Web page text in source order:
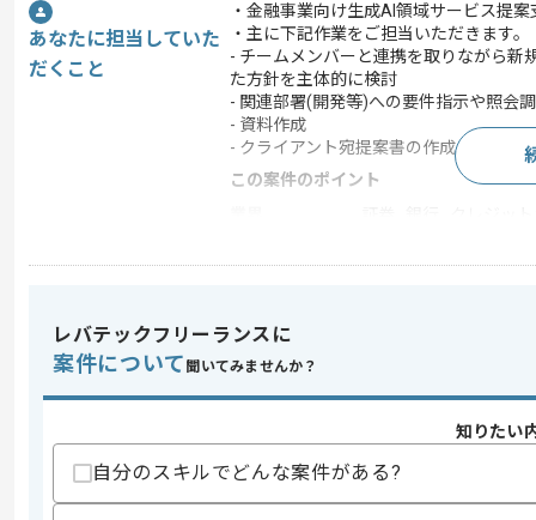
あなたに担当していた
だくこと
・金融事業向け生成AI領域サービス提
・主に下記作業をご担当いただきます。
- チームメンバーと連携を取りながら新
た方針を主体的に検討
- 関連部署(開発等)への要件指示や照会
- 資料作成
- クライアント宛提案書の作成
この案件のポイント
スキル
求めるスキル
・クライアント向け提案書
歓迎スキル
・AIに関する最新技術知見
レバテックフリーランスに
案件について 聞いてみませんか？
知りたい
自分のスキルでどんな案件がある?